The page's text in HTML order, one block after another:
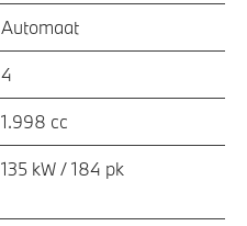
Automaat
4
1.998 cc
135 kW / 184 pk